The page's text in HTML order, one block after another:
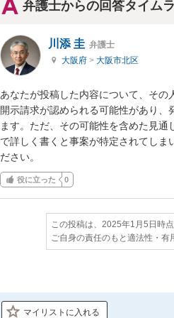
弁護士からの回答タイム
川添 圭 弁護士
大阪府 > 大阪市北区
あなたが投稿した内容について、そ
開示請求が認められる可能性があり
ます。ただ、その可能性を含めた見
で詳しく書くと事案が特定されてし
ださい。
役に立った 0
この投稿は、2025年1月5日時
ご自身の責任のもと適法性・
マイリストに入れる